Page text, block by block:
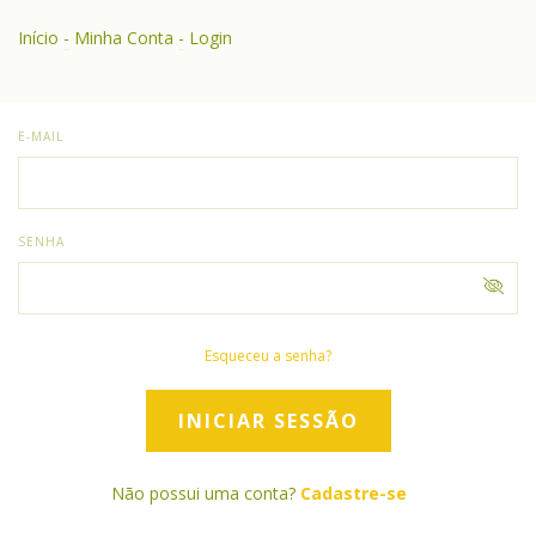
Início - Minha Conta - Login
E-MAIL
SENHA
Esqueceu a senha?
Não possui uma conta? Cadastre-se